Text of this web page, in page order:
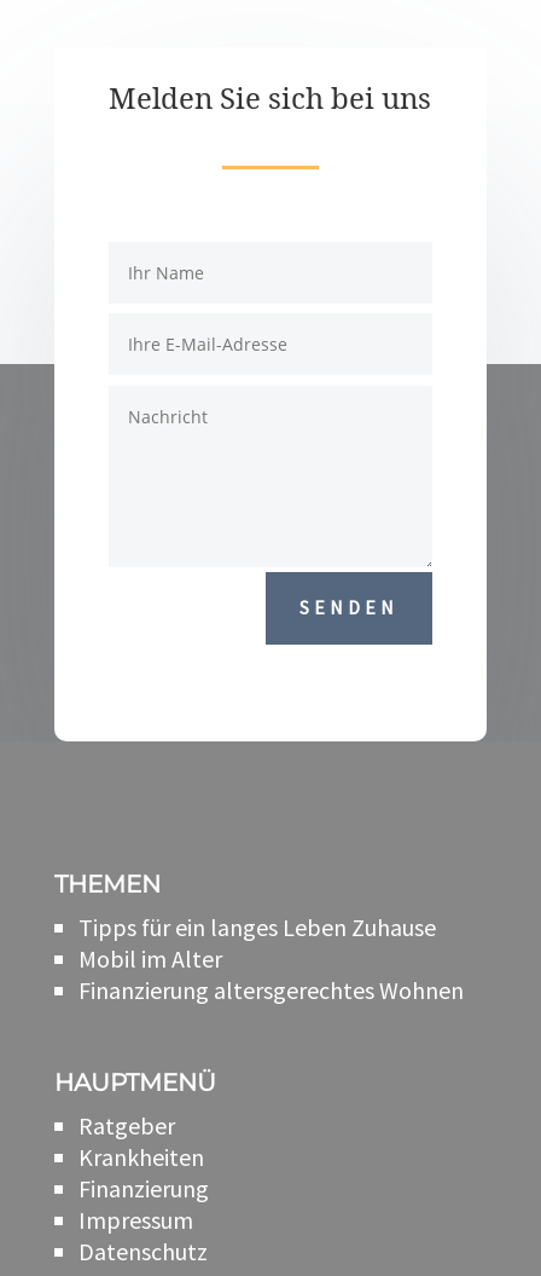
Melden Sie sich bei uns
SENDEN
THEMEN
Tipps für ein langes Leben Zuhause
Mobil im Alter
Finanzierung altersgerechtes Wohnen
HAUPTMENÜ
Ratgeber
Krankheiten
Finanzierung
Impressum
Datenschutz